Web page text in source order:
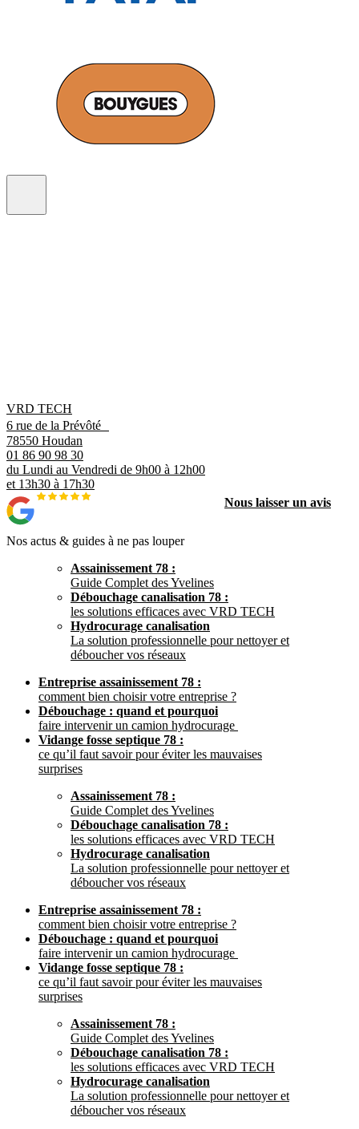
VRD TECH
6 rue de la Prévôté
78550 Houdan
01 86 90 98 30
du Lundi au Vendredi de 9h00 à 12h00
et 13h30 à 17h30
Nous laisser un avis
Nos actus & guides à ne pas louper
Assainissement 78 :
Guide Complet des Yvelines
Débouchage canalisation 78 :
les solutions efficaces avec VRD TECH
Hydrocurage canalisation
La solution professionnelle pour nettoyer et
déboucher vos réseaux
Entreprise assainissement 78 :
comment bien choisir votre entreprise ?
Débouchage : quand et pourquoi
faire intervenir un camion hydrocurage
Vidange fosse septique 78 :
ce qu’il faut savoir pour éviter les mauvaises
surprises
Assainissement 78 :
Guide Complet des Yvelines
Débouchage canalisation 78 :
les solutions efficaces avec VRD TECH
Hydrocurage canalisation
La solution professionnelle pour nettoyer et
déboucher vos réseaux
Entreprise assainissement 78 :
comment bien choisir votre entreprise ?
Débouchage : quand et pourquoi
faire intervenir un camion hydrocurage
Vidange fosse septique 78 :
ce qu’il faut savoir pour éviter les mauvaises
surprises
Assainissement 78 :
Guide Complet des Yvelines
Débouchage canalisation 78 :
les solutions efficaces avec VRD TECH
Hydrocurage canalisation
La solution professionnelle pour nettoyer et
déboucher vos réseaux